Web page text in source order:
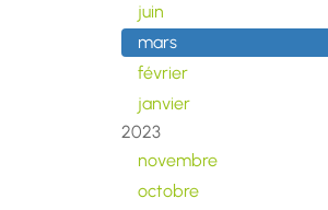
juin
mars
février
janvier
2023
novembre
octobre